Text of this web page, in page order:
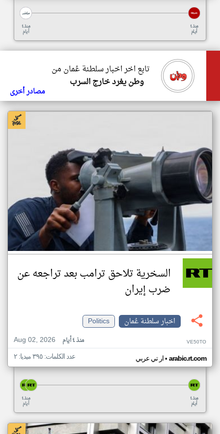
منذ ٤
أيام
منذ ٤
أيام
تابع اخر اخبار سلطنة عُمان من
وطن يغرد خارج السرب
مصادر أخرى
السخرية تلاحق ترامب بعد تراجعه عن
ضرب إيران
اخبار سلطنة عُمان
Politics
Aug 02, 2026
منذ ٤ أيام VE50TO
ار تي عربي• arabic.rt.com عدد الكلمات: ٣٩٥ ميديا: ٢
منذ ٤
أيام
منذ ٤
أيام